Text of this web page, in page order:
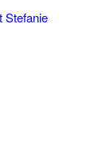
Stefanie